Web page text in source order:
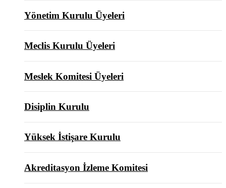
Yönetim Kurulu Üyeleri
Meclis Kurulu Üyeleri
Meslek Komitesi Üyeleri
Disiplin Kurulu
Yüksek İstişare Kurulu
Akreditasyon İzleme Komitesi